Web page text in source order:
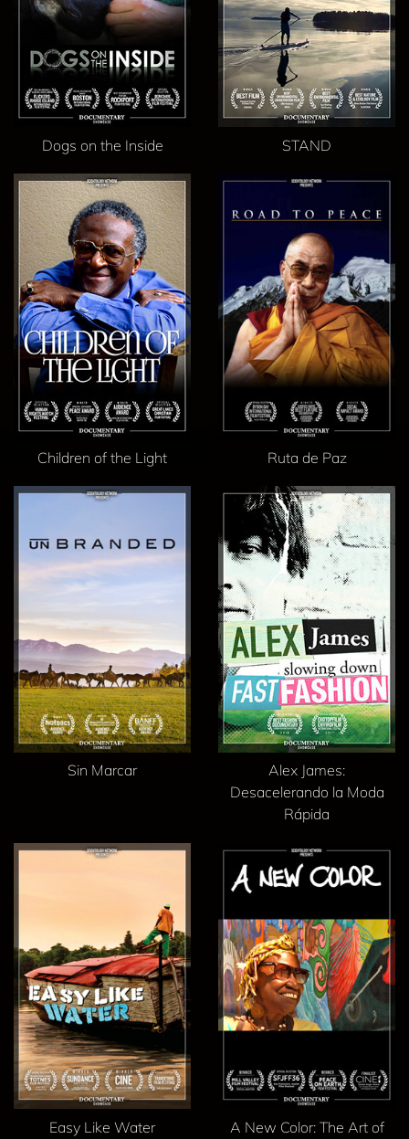
Dogs on the Inside STAND
Children of the Light Ruta de Paz
Sin Marcar
Alex James:
Desacelerando la Moda
Rápida
Easy Like Water A New Color: The Art of